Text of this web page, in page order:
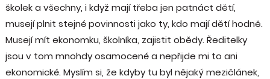
školek a všechny, i když mají třeba jen patnáct dětí,
musejí plnit stejné povinnosti jako ty, kdo mají dětí hodně.
Musejí mít ekonomku, školníka, zajistit obědy. Ředitelky
jsou v tom mnohdy osamocené a nepřijde mi to ani
ekonomické. Myslím si, že kdyby tu byl nějaký mezičlánek,